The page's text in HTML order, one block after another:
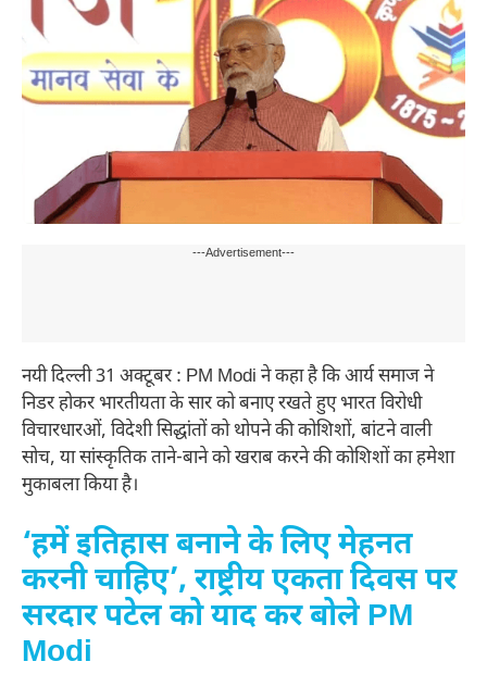
---Advertisement---
नयी दिल्ली 31 अक्टूबर : PM Modi ने कहा है कि आर्य समाज ने
निडर होकर भारतीयता के सार को बनाए रखते हुए भारत विरोधी
विचारधारओं, विदेशी सिद्धांतों को थोपने की कोशिशों, बांटने वाली
सोच, या सांस्कृतिक ताने-बाने को खराब करने की कोशिशों का हमेशा
मुकाबला किया है।
‘हमें इतिहास बनाने के लिए मेहनत
करनी चाहिए’, राष्ट्रीय एकता दिवस पर
सरदार पटेल को याद कर बोले PM
Modi